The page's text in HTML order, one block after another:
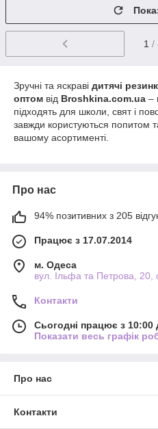
1 /
Зручні та яскраві дитячі
оптом від Broshkina.com.ua –
підходять для школи, свят і
завжди користуються попитом
вашому асортименті.
Про нас
94% позитивних з 205
Працює з 17.07.2014
м. Одеса
вул. Ільфа та Петрова, 20,
Контакти
Сьогодні працює з 10:00
Показати весь графік
Про нас
Контакти